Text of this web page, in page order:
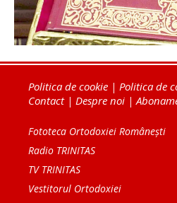
Politica de cookie | Politica de
Contact| Despre noi |
Fototeca Ortodoxiei Românești
Radio TRINITAS
TV TRINITAS
Vestitorul Ortodoxiei